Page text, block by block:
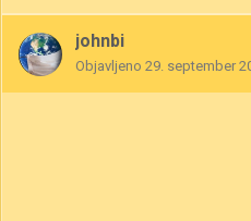
johnbi
Objavljeno 29. september